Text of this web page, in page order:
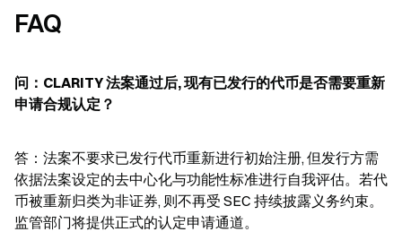
FAQ
问：CLARITY 法案通过后, 现有已发行的代币是否需要重新
申请合规认定？
答：法案不要求已发行代币重新进行初始注册, 但发行方需
依据法案设定的去中心化与功能性标准进行自我评估。若代
币被重新归类为非证券, 则不再受 SEC 持续披露义务约束。
监管部门将提供正式的认定申请通道。